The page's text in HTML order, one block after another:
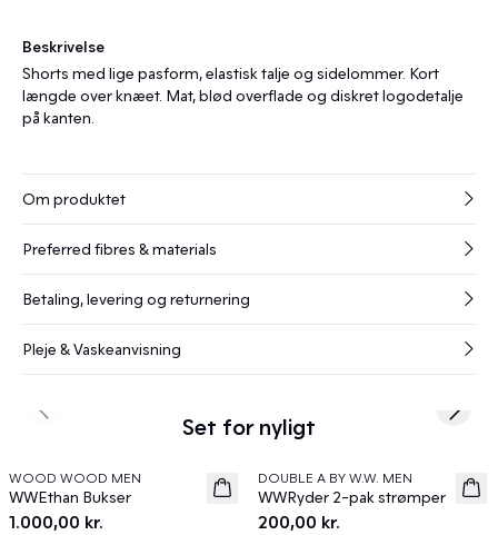
Beskrivelse
Shorts med lige pasform, elastisk talje og sidelommer. Kort
længde over knæet. Mat, blød overflade og diskret logodetalje
på kanten.
Om produktet
Preferred fibres & materials
Betaling, levering og returnering
Pleje & Vaskeanvisning
Set for nyligt
News
WOOD WOOD MEN
WWEthan Bukser
1.000,00 kr.
News
DOUBLE A BY W.W. MEN
WWRyder 2-pak strømper
200,00 kr.
Previous slide Next